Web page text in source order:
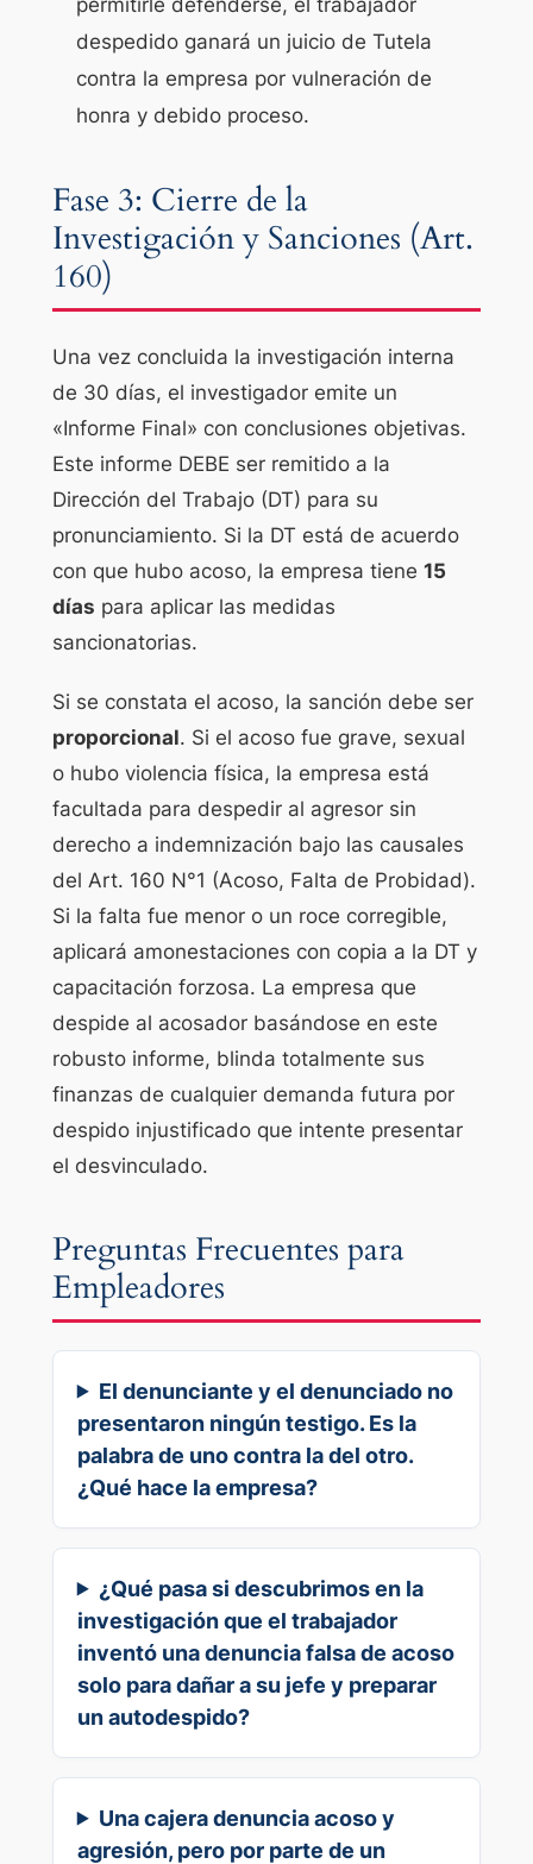
permitirle defenderse, el trabajador
despedido ganará un juicio de Tutela
contra la empresa por vulneración de
honra y debido proceso.
Fase 3: Cierre de la
Investigación y Sanciones (Art.
160)
Una vez concluida la investigación interna
de 30 días, el investigador emite un
«Informe Final» con conclusiones objetivas.
Este informe DEBE ser remitido a la
Dirección del Trabajo (DT) para su
pronunciamiento. Si la DT está de acuerdo
con que hubo acoso, la empresa tiene 15
días para aplicar las medidas
sancionatorias.
Si se constata el acoso, la sanción debe ser
proporcional. Si el acoso fue grave, sexual
o hubo violencia física, la empresa está
facultada para despedir al agresor sin
derecho a indemnización bajo las causales
del Art. 160 N°1 (Acoso, Falta de Probidad).
Si la falta fue menor o un roce corregible,
aplicará amonestaciones con copia a la DT y
capacitación forzosa. La empresa que
despide al acosador basándose en este
robusto informe, blinda totalmente sus
finanzas de cualquier demanda futura por
despido injustificado que intente presentar
el desvinculado.
Preguntas Frecuentes para
Empleadores
El denunciante y el denunciado no
presentaron ningún testigo. Es la
palabra de uno contra la del otro.
¿Qué hace la empresa?
¿Qué pasa si descubrimos en la
investigación que el trabajador
inventó una denuncia falsa de acoso
solo para dañar a su jefe y preparar
un autodespido?
Una cajera denuncia acoso y
agresión, pero por parte de un